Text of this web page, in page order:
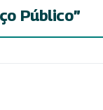
Público”